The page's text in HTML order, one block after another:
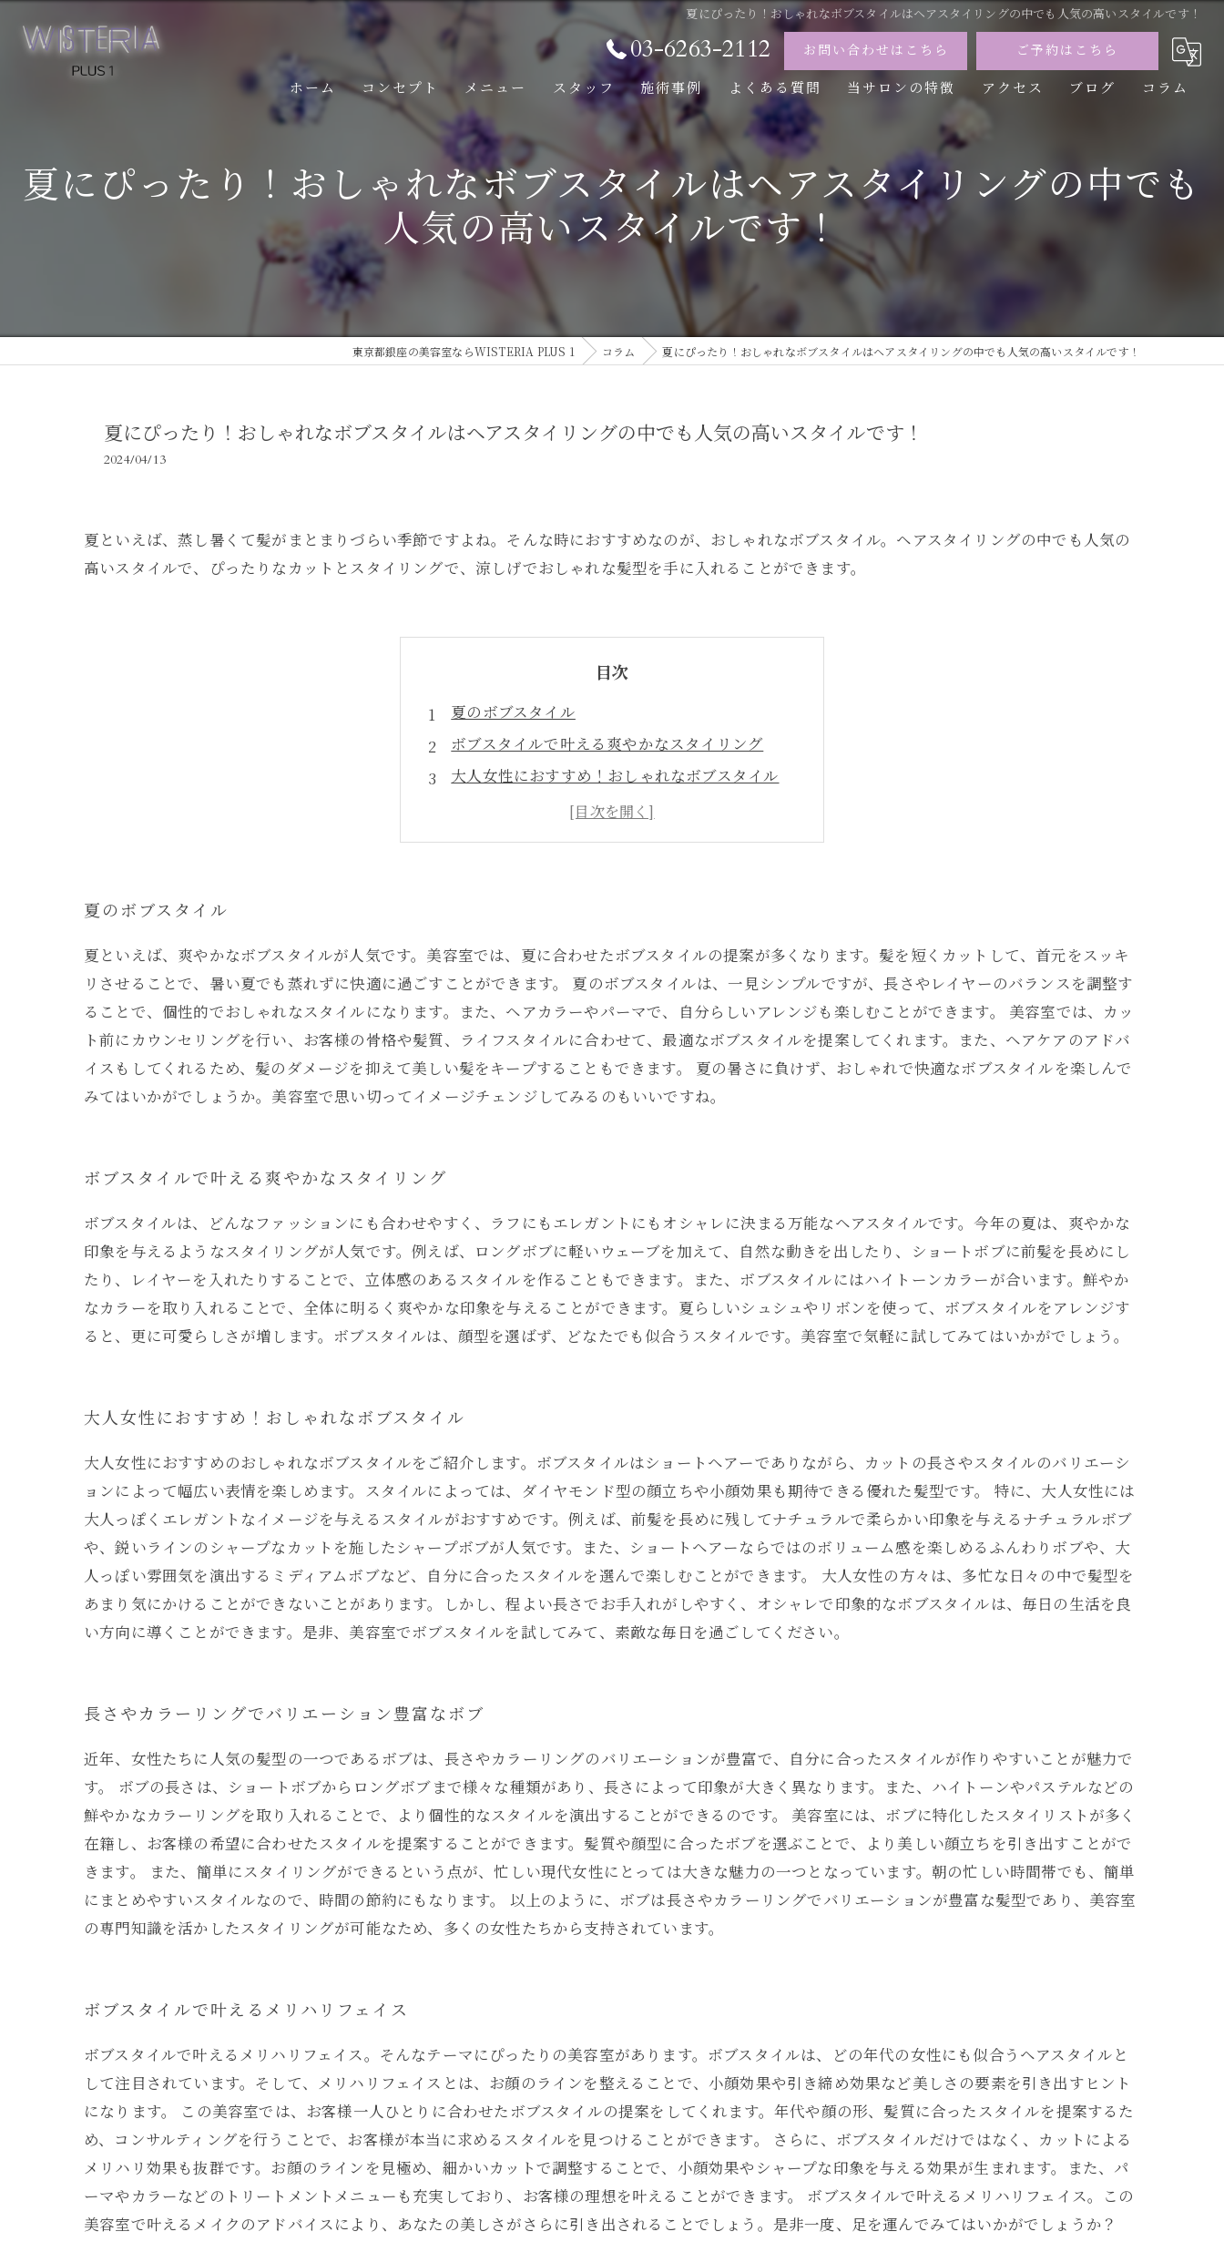
夏にぴったり！おしゃれなボブスタイルはヘアスタイリングの中でも人気の高いスタイルです！
03-6263-2112 お問い合わせはこちら ご予約はこちら
ホーム コンセプト メニュー スタッフ 施術事例 よくある質問 当サロンの特徴
カラー
トリートメント
パーマ
アクセス ブログ コラム
夏にぴったり！おしゃれなボブスタイルはヘアスタイリングの中でも
人気の高いスタイルです！
東京都銀座の美容室ならWISTERIA PLUS 1 コラム 夏にぴったり！おしゃれなボブスタイルはヘアスタイリングの中でも人気の高いスタイルです！
夏にぴったり！おしゃれなボブスタイルはヘアスタイリングの中でも人気の高いスタイルです！
2024/04/13
夏といえば、蒸し暑くて髪がまとまりづらい季節ですよね。そんな時におすすめなのが、おしゃれなボブスタイル。ヘアスタイリングの中でも人気の
高いスタイルで、ぴったりなカットとスタイリングで、涼しげでおしゃれな髪型を手に入れることができます。
目次
夏のボブスタイル
ボブスタイルで叶える爽やかなスタイリング
大人女性におすすめ！おしゃれなボブスタイル
長さやカラーリングでバリエーション豊富なボブ
ボブスタイルで叶えるメリハリフェイス
夏のボブスタイル
夏といえば、爽やかなボブスタイルが人気です。美容室では、夏に合わせたボブスタイルの提案が多くなります。髪を短くカットして、首元をスッキ
リさせることで、暑い夏でも蒸れずに快適に過ごすことができます。 夏のボブスタイルは、一見シンプルですが、長さやレイヤーのバランスを調整す
ることで、個性的でおしゃれなスタイルになります。また、ヘアカラーやパーマで、自分らしいアレンジも楽しむことができます。 美容室では、カッ
ト前にカウンセリングを行い、お客様の骨格や髪質、ライフスタイルに合わせて、最適なボブスタイルを提案してくれます。また、ヘアケアのアドバ
イスもしてくれるため、髪のダメージを抑えて美しい髪をキープすることもできます。 夏の暑さに負けず、おしゃれで快適なボブスタイルを楽しんで
みてはいかがでしょうか。美容室で思い切ってイメージチェンジしてみるのもいいですね。
ボブスタイルで叶える爽やかなスタイリング
ボブスタイルは、どんなファッションにも合わせやすく、ラフにもエレガントにもオシャレに決まる万能なヘアスタイルです。今年の夏は、爽やかな
印象を与えるようなスタイリングが人気です。例えば、ロングボブに軽いウェーブを加えて、自然な動きを出したり、ショートボブに前髪を長めにし
たり、レイヤーを入れたりすることで、立体感のあるスタイルを作ることもできます。また、ボブスタイルにはハイトーンカラーが合います。鮮やか
なカラーを取り入れることで、全体に明るく爽やかな印象を与えることができます。夏らしいシュシュやリボンを使って、ボブスタイルをアレンジす
ると、更に可愛らしさが増します。ボブスタイルは、顔型を選ばず、どなたでも似合うスタイルです。美容室で気軽に試してみてはいかがでしょう。
大人女性におすすめ！おしゃれなボブスタイル
大人女性におすすめのおしゃれなボブスタイルをご紹介します。ボブスタイルはショートヘアーでありながら、カットの長さやスタイルのバリエーシ
ョンによって幅広い表情を楽しめます。スタイルによっては、ダイヤモンド型の顔立ちや小顔効果も期待できる優れた髪型です。 特に、大人女性には
大人っぽくエレガントなイメージを与えるスタイルがおすすめです。例えば、前髪を長めに残してナチュラルで柔らかい印象を与えるナチュラルボブ
や、鋭いラインのシャープなカットを施したシャープボブが人気です。また、ショートヘアーならではのボリューム感を楽しめるふんわりボブや、大
人っぽい雰囲気を演出するミディアムボブなど、自分に合ったスタイルを選んで楽しむことができます。 大人女性の方々は、多忙な日々の中で髪型を
あまり気にかけることができないことがあります。しかし、程よい長さでお手入れがしやすく、オシャレで印象的なボブスタイルは、毎日の生活を良
い方向に導くことができます。是非、美容室でボブスタイルを試してみて、素敵な毎日を過ごしてください。
長さやカラーリングでバリエーション豊富なボブ
近年、女性たちに人気の髪型の一つであるボブは、長さやカラーリングのバリエーションが豊富で、自分に合ったスタイルが作りやすいことが魅力で
す。 ボブの長さは、ショートボブからロングボブまで様々な種類があり、長さによって印象が大きく異なります。また、ハイトーンやパステルなどの
鮮やかなカラーリングを取り入れることで、より個性的なスタイルを演出することができるのです。 美容室には、ボブに特化したスタイリストが多く
在籍し、お客様の希望に合わせたスタイルを提案することができます。髪質や顔型に合ったボブを選ぶことで、より美しい顔立ちを引き出すことがで
きます。 また、簡単にスタイリングができるという点が、忙しい現代女性にとっては大きな魅力の一つとなっています。朝の忙しい時間帯でも、簡単
にまとめやすいスタイルなので、時間の節約にもなります。 以上のように、ボブは長さやカラーリングでバリエーションが豊富な髪型であり、美容室
の専門知識を活かしたスタイリングが可能なため、多くの女性たちから支持されています。
ボブスタイルで叶えるメリハリフェイス
ボブスタイルで叶えるメリハリフェイス。そんなテーマにぴったりの美容室があります。ボブスタイルは、どの年代の女性にも似合うヘアスタイルと
して注目されています。そして、メリハリフェイスとは、お顔のラインを整えることで、小顔効果や引き締め効果など美しさの要素を引き出すヒント
になります。 この美容室では、お客様一人ひとりに合わせたボブスタイルの提案をしてくれます。年代や顔の形、髪質に合ったスタイルを提案するた
め、コンサルティングを行うことで、お客様が本当に求めるスタイルを見つけることができます。 さらに、ボブスタイルだけではなく、カットによる
メリハリ効果も抜群です。お顔のラインを見極め、細かいカットで調整することで、小顔効果やシャープな印象を与える効果が生まれます。また、パ
ーマやカラーなどのトリートメントメニューも充実しており、お客様の理想を叶えることができます。 ボブスタイルで叶えるメリハリフェイス。この
美容室で叶えるメイクのアドバイスにより、あなたの美しさがさらに引き出されることでしょう。是非一度、足を運んでみてはいかがでしょうか？